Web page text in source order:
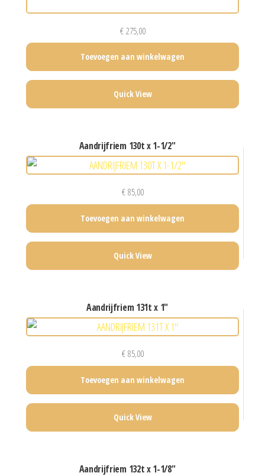
€275,00
Toevoegen aan winkelwagen
Quick View
aandrijfriem 130t x 1-1/2″
€85,00
Toevoegen aan winkelwagen
Quick View
aandrijfriem 131t x 1″
€85,00
Toevoegen aan winkelwagen
Quick View
aandrijfriem 132t x 1-1/8″